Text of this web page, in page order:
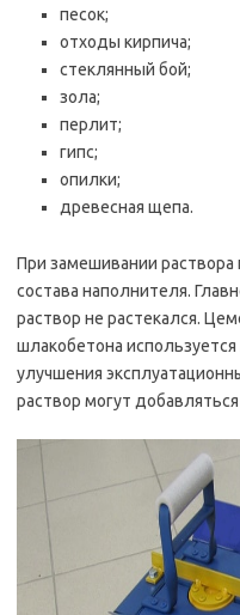
песок;
отходы кирпича;
стеклянный бой;
зола;
перлит;
гипс;
опилки;
древесная щепа.
При замешивании раствора
состава наполнителя.
раствор не растекался.
шлакобетона
улучшения
раствор могут